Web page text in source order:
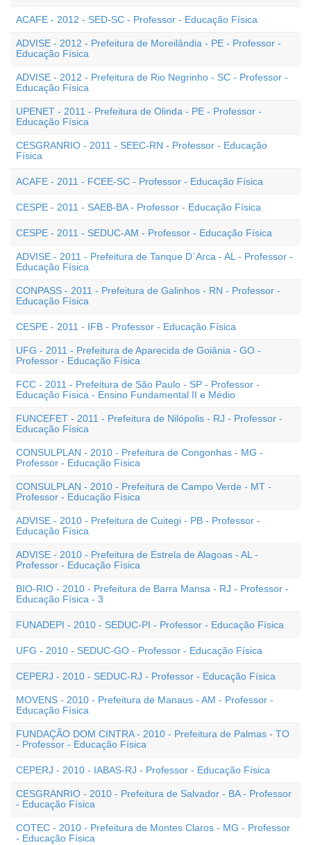
ACAFE - 2012 - SED-SC - Professor - Educação Física
ADVISE - 2012 - Prefeitura de Moreilândia - PE - Professor -
Educação Física
ADVISE - 2012 - Prefeitura de Rio Negrinho - SC - Professor -
Educação Física
UPENET - 2011 - Prefeitura de Olinda - PE - Professor -
Educação Física
CESGRANRIO - 2011 - SEEC-RN - Professor - Educação
Física
ACAFE - 2011 - FCEE-SC - Professor - Educação Física
CESPE - 2011 - SAEB-BA - Professor - Educação Física
CESPE - 2011 - SEDUC-AM - Professor - Educação Física
ADVISE - 2011 - Prefeitura de Tanque D`Arca - AL - Professor -
Educação Física
CONPASS - 2011 - Prefeitura de Galinhos - RN - Professor -
Educação Física
CESPE - 2011 - IFB - Professor - Educação Física
UFG - 2011 - Prefeitura de Aparecida de Goiânia - GO -
Professor - Educação Física
FCC - 2011 - Prefeitura de São Paulo - SP - Professor -
Educação Física - Ensino Fundamental II e Médio
FUNCEFET - 2011 - Prefeitura de Nilópolis - RJ - Professor -
Educação Física
CONSULPLAN - 2010 - Prefeitura de Congonhas - MG -
Professor - Educação Física
CONSULPLAN - 2010 - Prefeitura de Campo Verde - MT -
Professor - Educação Física
ADVISE - 2010 - Prefeitura de Cuitegi - PB - Professor -
Educação Física
ADVISE - 2010 - Prefeitura de Estrela de Alagoas - AL -
Professor - Educação Física
BIO-RIO - 2010 - Prefeitura de Barra Mansa - RJ - Professor -
Educação Física - 3
FUNADEPI - 2010 - SEDUC-PI - Professor - Educação Física
UFG - 2010 - SEDUC-GO - Professor - Educação Física
CEPERJ - 2010 - SEDUC-RJ - Professor - Educação Física
MOVENS - 2010 - Prefeitura de Manaus - AM - Professor -
Educação Física
FUNDAÇÃO DOM CINTRA - 2010 - Prefeitura de Palmas - TO
- Professor - Educação Física
CEPERJ - 2010 - IABAS-RJ - Professor - Educação Física
CESGRANRIO - 2010 - Prefeitura de Salvador - BA - Professor
- Educação Física
COTEC - 2010 - Prefeitura de Montes Claros - MG - Professor
- Educação Física